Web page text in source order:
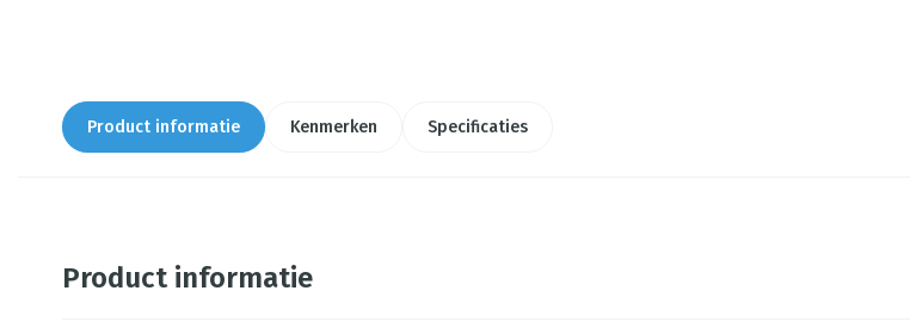
Product informatie Kenmerken Specificaties
Product informatie